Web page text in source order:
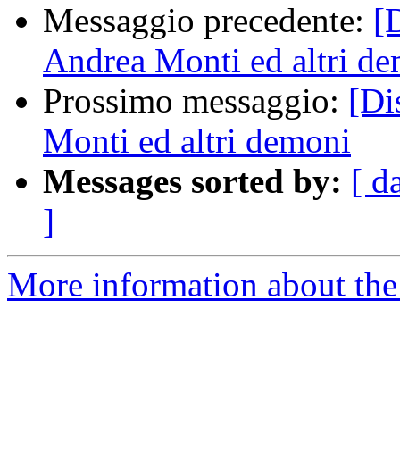
Messaggio precedente:
Andrea Monti ed altri
Prossimo messaggio:
Monti ed altri demoni
Messages sorted by: [
]
More information about